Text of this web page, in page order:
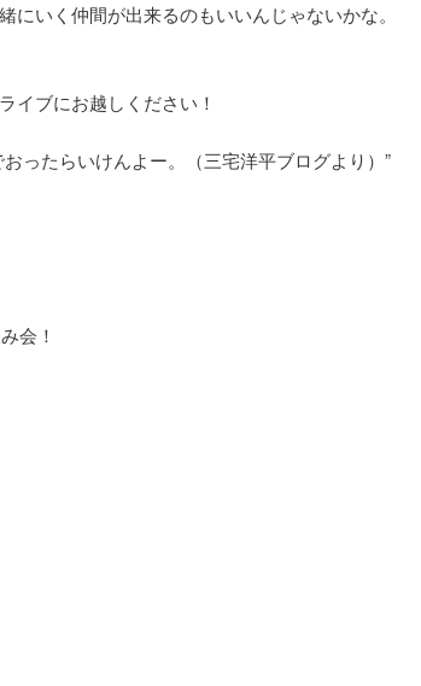
いく仲間が出来るのもいいんじゃないかな。
イブにお越しください！
ったらいけんよー。（三宅洋平ブログより）”
会！